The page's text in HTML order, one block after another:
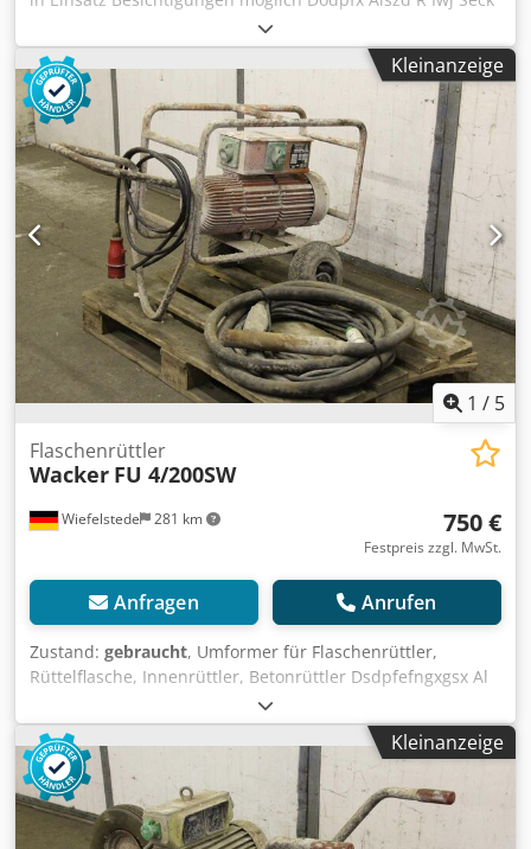
Kleinanzeige
1 / 5
Wiefelstede 281 km
Flaschenrüttler
Wacker FU 4/200SW
750 €
Festpreis zzgl. MwSt.
Anfragen Anrufen
Zustand: gebraucht, Umformer für Flaschenrüttler,
Rüttelflasche, Innenrüttler, Betonrüttler Dsdpfefngxgsx Al
Seck -Hersteller: Wacker -Übergabe: im Ist-Zustand wie
besichtigt -Transportgestell Räder defekt, siehe Foto -
Motor: 2,8 kW -Rüttelflasche: Länge 360 mm -
Schlauchlänge: 5 m -Abmessung: 1150/520/H690 mm -
Gewicht: 116 kg
Kleinanzeige